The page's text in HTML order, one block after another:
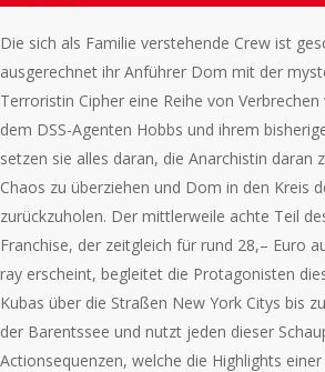
Die sich als Familie verstehende Crew ist
ausgerechnet ihr Anführer Dom mit der
Terroristin Cipher eine Reihe von
dem DSS-Agenten Hobbs und ihrem
setzen sie alles daran, die Anarchistin daran
Chaos zu überziehen und Dom in den Kreis
zurückzuholen. Der mittlerweile achte Teil
Franchise, der zeitgleich für rund 28,– Euro
ray erscheint, begleitet die Protagonisten
Kubas über die Straßen New York Citys bis
der Barentssee und nutzt jeden dieser
Actionsequenzen, welche die Highlights